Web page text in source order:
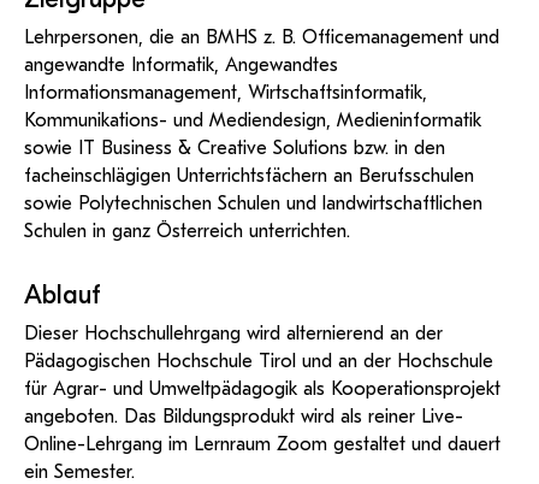
Lehrpersonen, die an BMHS z. B. Officemanagement und
angewandte Informatik, Angewandtes
Informationsmanagement, Wirtschaftsinformatik,
Kommunikations- und Mediendesign, Medieninformatik
sowie IT Business & Creative Solutions bzw. in den
facheinschlägigen Unterrichtsfächern an Berufsschulen
sowie Polytechnischen Schulen und landwirtschaftlichen
Schulen in ganz Österreich unterrichten.
Ablauf
Dieser Hochschullehrgang wird alternierend an der
Pädagogischen Hochschule Tirol und an der Hochschule
für Agrar- und Umweltpädagogik als Kooperationsprojekt
angeboten. Das Bildungsprodukt wird als reiner Live-
Online-Lehrgang im Lernraum Zoom gestaltet und dauert
ein Semester.